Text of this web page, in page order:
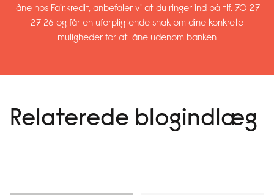
låne hos Fair.kredit, anbefaler vi at du ringer ind på tlf. 70 27
27 26 og får en uforpligtende snak om dine konkrete
muligheder for at låne udenom banken
Relaterede blogindlæg